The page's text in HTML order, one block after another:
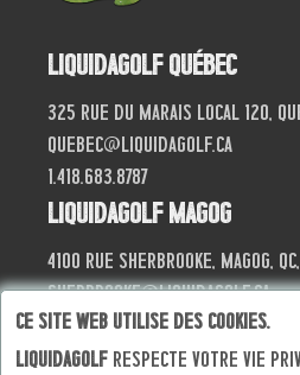
Liquidagolf Québec
325 Rue du Marais local 120,
quebec@liquidagolf.ca
1.418.683.8787
Liquidagolf Magog
4100 Rue Sherbrooke, Magog, QC,
sherbrooke@liquidagolf.ca
819.868.4040
Ce site web utilise des cookies.
Liquidagolf respecte votre vie